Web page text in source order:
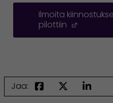
Ilmoita
pilottiin
Jaa: